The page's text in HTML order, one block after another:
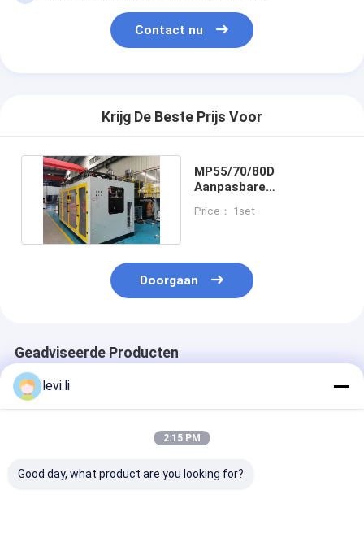
Contact nu
Krijg De Beste Prijs Voor
MP55/70/80D
Aanpasbare
blaasgietmachine
Price： 1set
Doorgaan
Geadviseerde Producten
levi.li
2:15 PM
Good day, what product are you looking for?